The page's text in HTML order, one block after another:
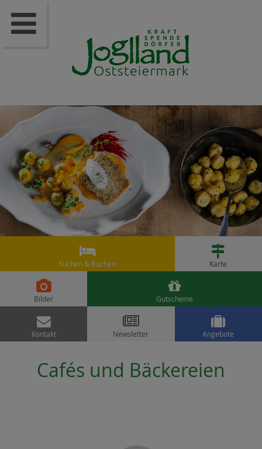

Suchen & Buchen

Karte

Bilder

Gutscheine

Kontakt

Newsletter

Angebote
Cafés und Bäckereien
